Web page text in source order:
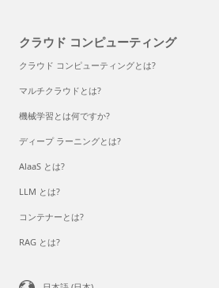
クラウド コンピューティング
クラウド コンピューティングとは?
マルチクラウドとは?
機械学習とは何ですか?
ディープ ラーニングとは?
AlaaS とは?
LLM とは?
コンテナーとは?
RAG とは?